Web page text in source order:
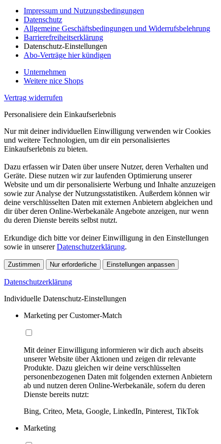
Impressum und Nutzungsbedingungen
Datenschutz
Allgemeine Geschäftsbedingungen und Widerrufsbelehrung
Barrierefreiheitserklärung
Datenschutz-Einstellungen
Abo-Verträge hier kündigen
Unternehmen
Weitere nice Shops
Vertrag widerrufen
Personalisiere dein Einkaufserlebnis
Nur mit deiner individuellen Einwilligung verwenden wir Cookies
und weitere Technologien, um dir ein personalisiertes
Einkaufserlebnis zu bieten.
Dazu erfassen wir Daten über unsere Nutzer, deren Verhalten und
Geräte. Diese nutzen wir zur laufenden Optimierung unserer
Website und um dir personalisierte Werbung und Inhalte anzuzeigen
sowie zur Analyse der Nutzungsstatistiken. Außerdem können wir
deine verschlüsselten Daten mit externen Anbietern abgleichen und
dir über deren Online-Werbekanäle Angebote anzeigen, nur wenn
du deren Dienste bereits selbst nutzt.
Erkundige dich bitte vor deiner Einwilligung in den Einstellungen
sowie in unsererDatenschutzerklärung.
Zustimmen Nur erforderliche Einstellungen anpassen
Datenschutzerklärung
Individuelle Datenschutz-Einstellungen
Marketing per Customer-Match
Mit deiner Einwilligung informieren wir dich auch abseits
unserer Website über Aktionen und zeigen dir relevante
Produkte. Dazu gleichen wir deine verschlüsselten
personenbezogenen Daten mit folgenden externen Anbietern
ab und nutzen deren Online-Werbekanäle, sofern du deren
Dienste bereits nutzt:
Bing, Criteo, Meta, Google, LinkedIn, Pinterest, TikTok
Marketing